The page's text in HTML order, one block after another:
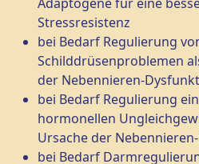
Stressresistenz
bei Bedarf Regulierung
Schilddrüsenproblemen
der Nebennieren-
bei Bedarf Regulierung
hormonellen
Ursache der
bei Bedarf